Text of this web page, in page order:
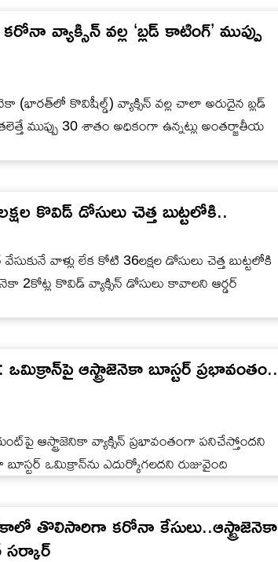
వ్యాక్సిన్ వల్ల ‘బ్లడ్ కాటింగ్’ ముప్పు
(భారత్‌లో కొవిషీల్డ్‌) వ్యాక్సిన్ వల్ల చాలా అరుదైన బ్లడ్
ముప్పు 30 శాతం అధికంగా ఉన్నట్లు అంతర్జాతీయ
కొవిడ్ డోసులు చెత్త బుట్టలోకి..
వాళ్లు లేక కోటి 36లక్షల డోసులు చెత్త బుట్టలోకి
2కోట్ల కొవిడ్ వ్యాక్సిన్ డోసులు కావాలని ఆర్డర్
ఆస్ట్రాజెనెకా బూస్టర్‌ ప్రభావంతం..
ఆస్ట్రాజెనికా వ్యాక్సిన్ ప్రభావంతంగా పనిచేస్తోందని
ఒమిక్రాన్‌ను ఎదుర్కోగలదని రుజువైంది
తొలిసారిగా కరోనా కేసులు..ఆస్ట్రాజెనెకా
సర్కార్